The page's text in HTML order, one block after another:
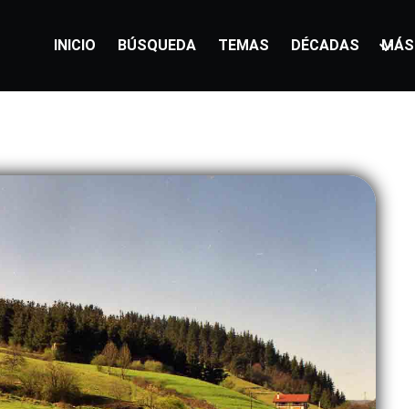
INICIO BÚSQUEDA TEMAS DÉCADAS MÁS